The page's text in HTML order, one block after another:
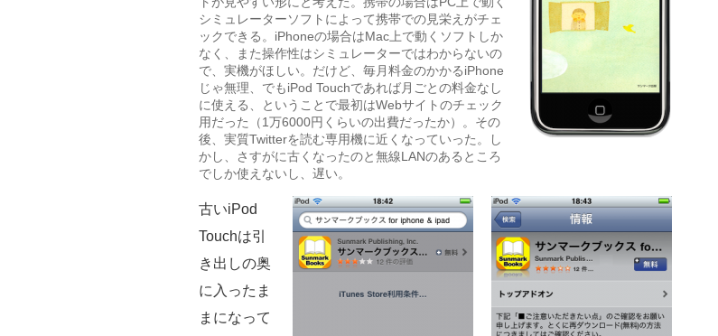
シミュレーターソフトによって携帯での見栄えがチェ
ックできる。iPhoneの場合はMac上で動くソフトしか
なく、また操作性はシミュレーターではわからないの
で、実機がほしい。だけど、毎月料金のかかるiPhone
じゃ無理、でもiPod Touchであれば月ごとの料金なし
に使える、ということで最初はWebサイトのチェック
用だった（1万6000円くらいの出費だったか）。その
後、実質Twitterを読む専用機に近くなっていった。し
かし、さすがに古くなったのと無線LANのあるところ
でしか使えないし、遅い。
古いiPod
Touchは引
き出しの奥
に入ったま
まになって